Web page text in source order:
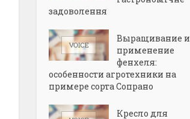
задоволення
Выращивание и
применение
фенхеля:
особенности агротехники на
примере сорта Сопрано
Кресло для